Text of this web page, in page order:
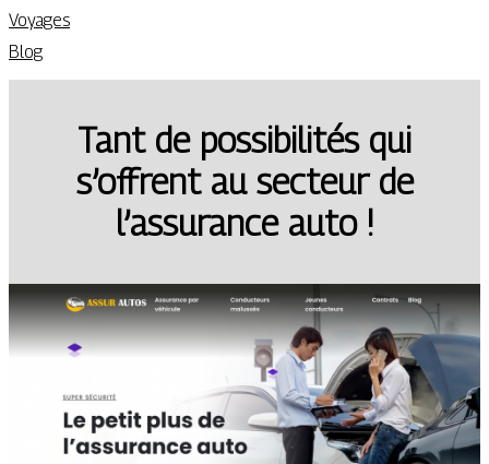
Voyages
Blog
Tant de possibilités qui
s’offrent au secteur de
l’assurance auto !